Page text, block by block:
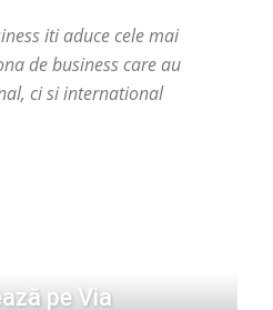
iti aduce cele mai
de business care au
ci si international
pe Via